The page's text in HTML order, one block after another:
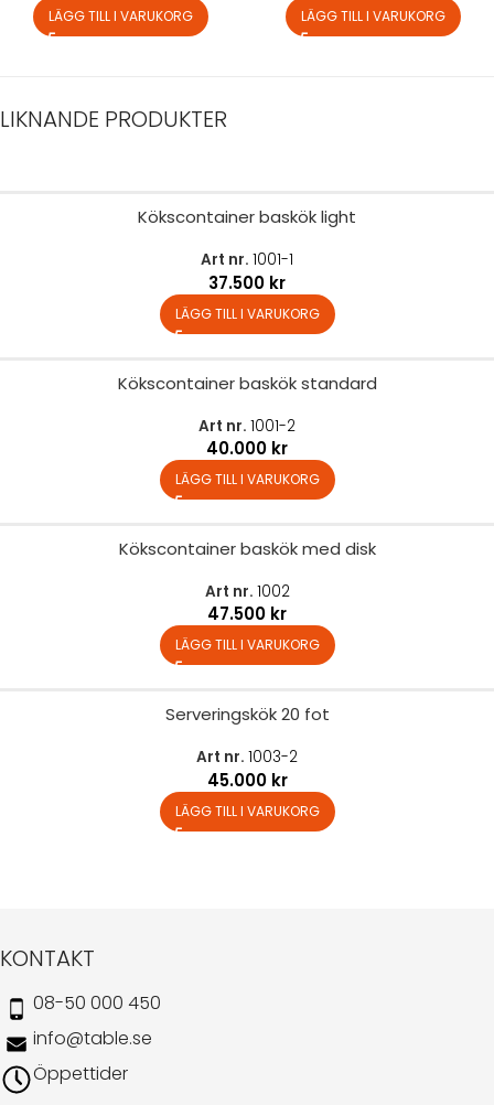
LÄGG TILL I VARUKORG LÄGG TILL I VARUKORG
LIKNANDE PRODUKTER
Kökscontainer baskök light
Art nr. 1001-1
37.500 kr
LÄGG TILL I VARUKORG
Kökscontainer baskök standard
Art nr. 1001-2
40.000 kr
LÄGG TILL I VARUKORG
Kökscontainer baskök med disk
Art nr. 1002
47.500 kr
LÄGG TILL I VARUKORG
Serveringskök 20 fot
Art nr. 1003-2
45.000 kr
LÄGG TILL I VARUKORG
KONTAKT
08-50 000 450
info@table.se
Öppettider